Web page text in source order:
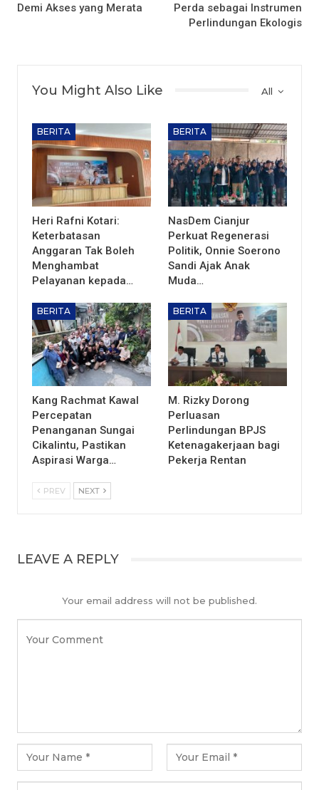
Demi Akses yang Merata
Perda sebagai Instrumen
Perlindungan Ekologis
All
You Might Also Like
BERITA
Heri Rafni Kotari:
Keterbatasan
Anggaran Tak Boleh
Menghambat
Pelayanan kepada…
BERITA
NasDem Cianjur
Perkuat Regenerasi
Politik, Onnie Soerono
Sandi Ajak Anak
Muda…
BERITA
Kang Rachmat Kawal
Percepatan
Penanganan Sungai
Cikalintu, Pastikan
Aspirasi Warga…
BERITA
M. Rizky Dorong
Perluasan
Perlindungan BPJS
Ketenagakerjaan bagi
Pekerja Rentan
PREV NEXT
LEAVE A REPLY
Your email address will not be published.